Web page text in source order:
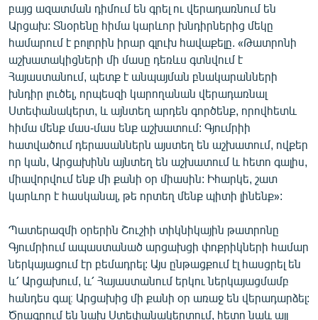
բայց ազատման դիմում են գրել ու վերադառնում են
Արցախ: Տնօրենը հիմա կարևոր խնդիրներից մեկը
համարում է բոլորին իրար գլուխ հավաքելը. «Թատրոնի
աշխատակիցների մի մասը դեռևս գտնվում է
Հայաստանում, պետք է անպայման բնակարանների
խնդիր լուծել, որպեսզի կարողանան վերադառնալ
Ստեփանակերտ, և այնտեղ արդեն գործենք, որովհետև
հիմա մենք մաս-մաս ենք աշխատում: Գյումրիի
հատվածում դերասաններն այստեղ են աշխատում, ովքեր
որ կան, Արցախինն այնտեղ են աշխատում և հետո գալիս,
միավորվում ենք մի քանի օր միասին: Իհարկե, շատ
կարևոր է հասկանալ, թե որտեղ մենք պիտի լինենք»:
Պատերազմի օրերին Շուշիի տիկնիկային թատրոնը
Գյումրիում ապաստանած արցախցի փոքրիկների համար
ներկայացում էր բեմադրել: Այս ընթացքում էլ հասցրել են
և՛ Արցախում, և՛ Հայաստանում երկու ներկայացմամբ
հանդես գալ։ Արցախից մի քանի օր առաջ են վերադարձել:
Ծրագրում են նախ Ստեփանակերտում, հետո նաև այլ